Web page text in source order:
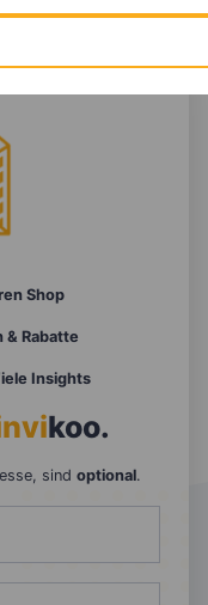
Shop
& Rabatte
Insights
koo.
sind optional.